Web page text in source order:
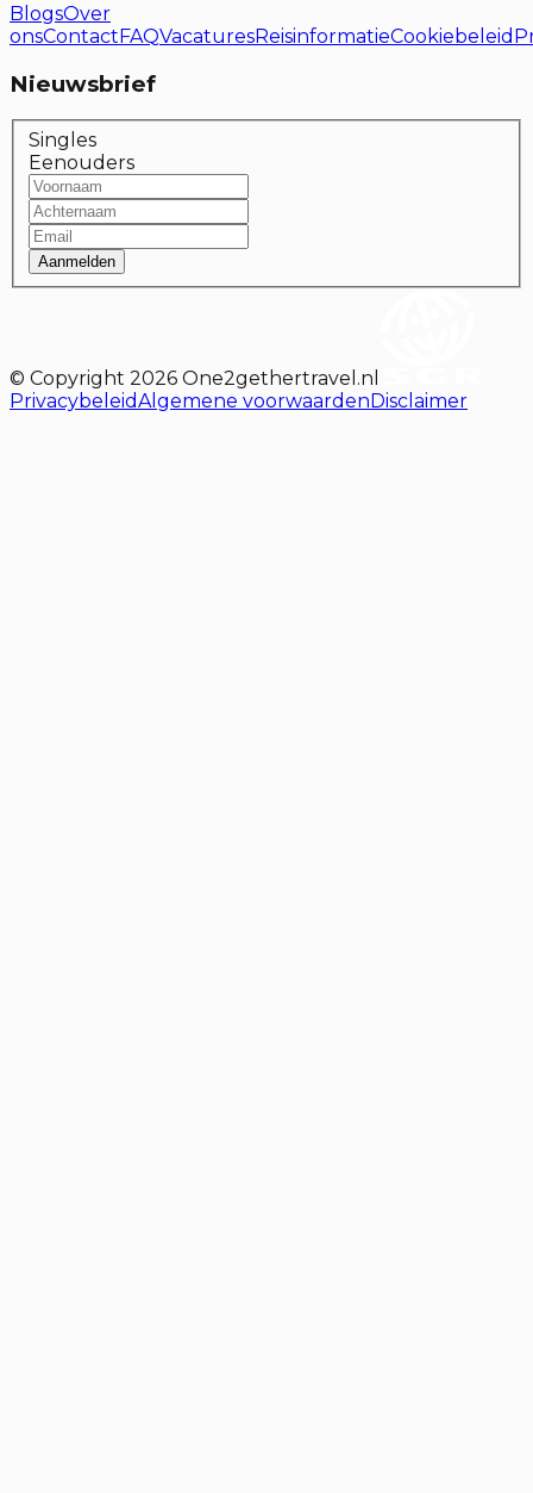
BlogsOver
onsContactFAQVacaturesReisinformatieCookiebeleid
Nieuwsbrief
Singles
Eenouders
Aanmelden
© Copyright 2026 One2gethertravel.nl
PrivacybeleidAlgemene voorwaardenDisclaimer